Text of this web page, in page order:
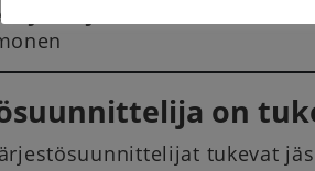
on
tukevat